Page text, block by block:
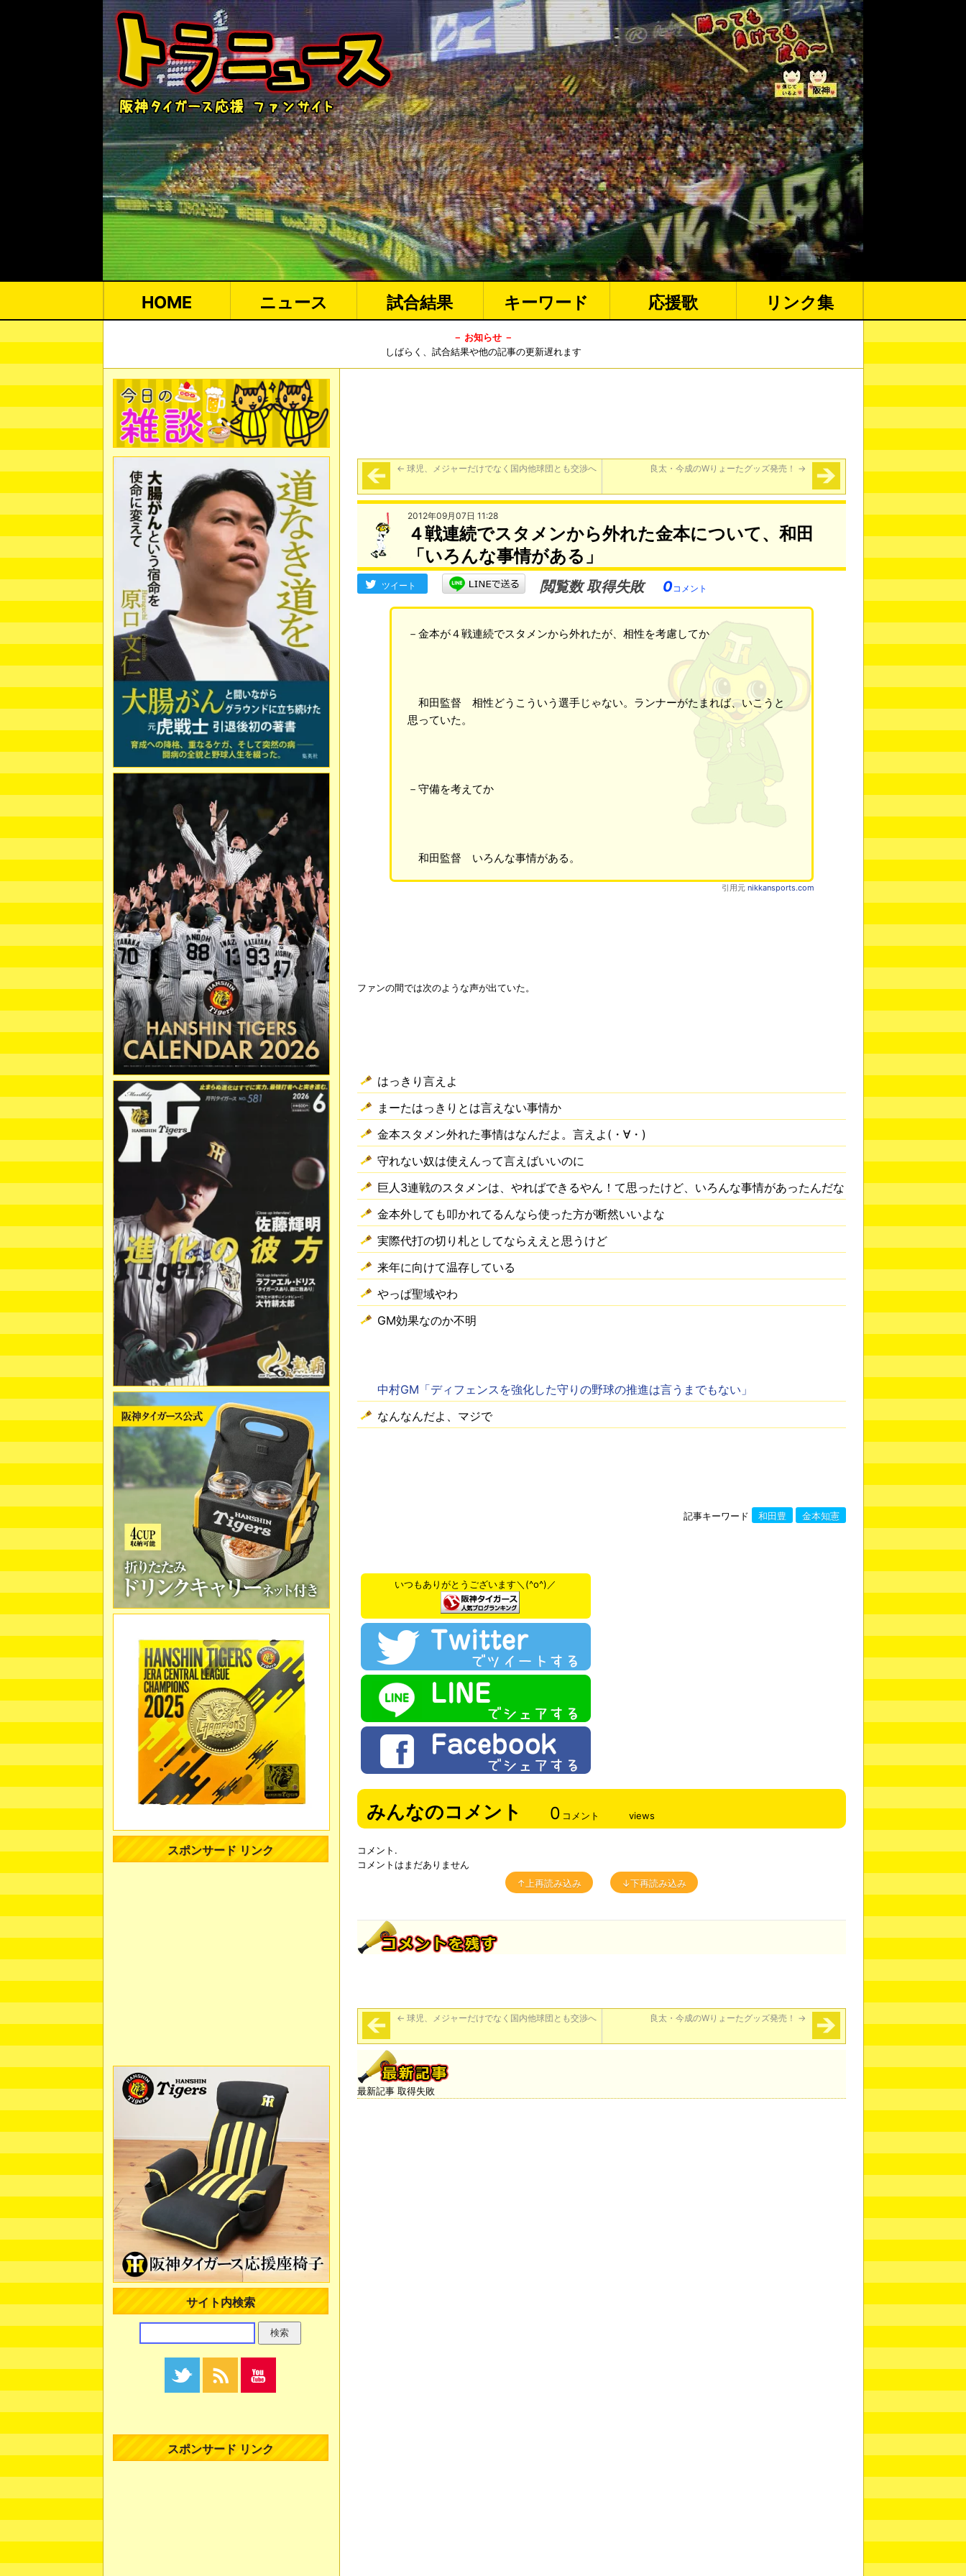
HOME ニュース 試合結果 キーワード 応援歌 リンク集
－ お知らせ －
しばらく、試合結果や他の記事の更新遅れます
← 球児、メジャーだけでなく国内他球団とも交渉へ 良太・今成のWりょーたグッズ発売！ →
2012年09月07日 11:28
４戦連続でスタメンから外れた金本について、和田
「いろんな事情がある」
ツイート 閲覧数 取得失敗 0コメント
－金本が４戦連続でスタメンから外れたが、相性を考慮してか
和田監督 相性どうこういう選手じゃない。ランナーがたまれば、いこうと
思っていた。
－守備を考えてか
和田監督 いろんな事情がある。
引用元 nikkansports.com
ファンの間では次のような声が出ていた。
はっきり言えよ
まーたはっきりとは言えない事情か
金本スタメン外れた事情はなんだよ。言えよ(・∀・)
守れない奴は使えんって言えばいいのに
巨人3連戦のスタメンは、やればできるやん！て思ったけど、いろんな事情があったんだな
金本外しても叩かれてるんなら使った方が断然いいよな
実際代打の切り札としてならええと思うけど
来年に向けて温存している
やっぱ聖域やわ
GM効果なのか不明
中村GM「ディフェンスを強化した守りの野球の推進は言うまでもない」
なんなんだよ、マジで
記事キーワード 和田豊 金本知憲
いつもありがとうございます＼(^o^)／
みんなのコメント 0 コメント views
コメント.
コメントはまだありません
↑上再読み込み
↓下再読み込み
← 球児、メジャーだけでなく国内他球団とも交渉へ 良太・今成のWりょーたグッズ発売！ →
最新記事 取得失敗
スポンサード リンク
サイト内検索
スポンサード リンク